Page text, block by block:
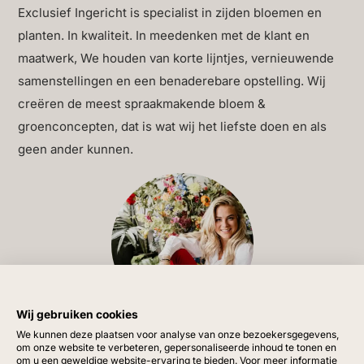
rook, roet of open vuur. Deze stijlvolle kaarsen zijn
gemaakt van echt wax voor een natuurlijke look en
worden geleverd in eencomplete set, inclusief een
handigeafstandsbedieningwaarmee je het licht
eenvoudig kunt aan- en uitschakelen, dimmen of
instellen op een timer. Shop vandaag nog deze Giftbox
cadeauset led kaarsen online bij Exclusief Ingericht.
Perfect voor op tafel, in een open kast of op een
sfeervolle vensterbank – maar ook een prachtig
! De luxe verpakking maakt deze set ideaal om
iemand te verrassen met een stijlvol en praktisch
Of je nu jezelf wilt verwennen met een beetje extra
gezelligheid, of iemand anders blij wilt maken – met
Exclusief Ingericht is specialist in zijden bloemen en
planten. In kwaliteit. In meedenken met de klant en
maatwerk, We houden van korte lijntjes, vernieuwende
samenstellingen en een benaderebare opstelling. Wij
creëren de meest spraakmakende bloem &
groenconcepten, dat is wat wij het liefste doen en als
geen ander kunnen.
Vragen?
Wij gebruiken cookies
We kunnen deze plaatsen voor analyse van onze bezoekersgegevens,
om onze website te verbeteren, gepersonaliseerde inhoud te tonen en
om u een geweldige website-ervaring te bieden. Voor meer informatie